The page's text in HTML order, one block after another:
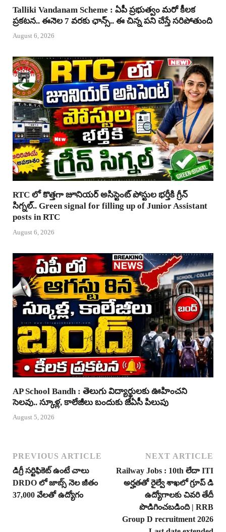
Talliki Vandanam Scheme : ఏపీ ప్రభుత్వం మరో కీలక
ప్రకటన.. ఈనెల 7 వరకు ఛాన్స్.. ఈ చిన్న పని చేస్తే సరిపోతుంది
August 6, 2026
RTC లో కొత్తగా జూనియర్ అసిస్టెంట్ పోస్టుల భర్తీకి గ్రీన్
సిగ్నల్.. Green signal for filling up of Junior Assistant
posts in RTC
August 6, 2026
AP School Bandh : తెలుగు విద్యార్థులకు ఊహించని
సెలవు.. స్కూళ్ల, కాలేజీలు బందుకు జేఏసీ పిలుపు
August 5, 2026
PREVIOUS ARTICLE
డిగ్రీ సర్టిఫికెట్ ఉంటే చాలు
DRDO లో జాబ్స్ నెల జీతం
37,000 వేలతో ఉద్యోగం
NEXT ARTICLE
Railway Jobs : 10th లేదా ITI
అర్హతతో రైల్వే శాఖలో గ్రూప్ డి
ఉద్యోగాలకు చివరి తేదీ
పొడిగించబడింది | RRB
Group D recruitment 2026